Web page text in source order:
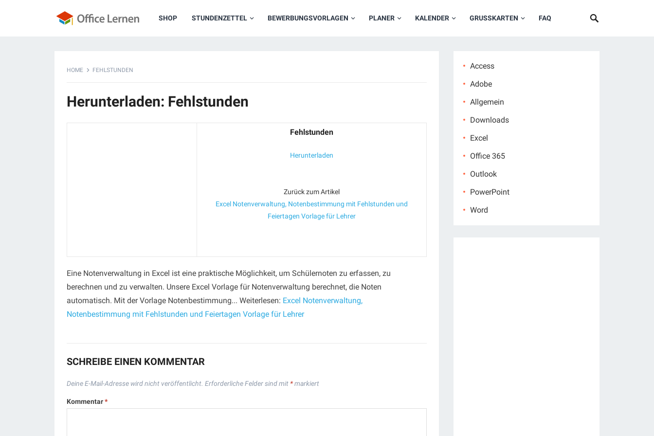
SHOP STUNDENZETTEL BEWERBUNGSVORLAGEN PLANER KALENDER GRUSSKARTEN FAQ
HOME FEHLSTUNDEN
Herunterladen: Fehlstunden
Fehlstunden
Herunterladen
Zurück zum Artikel
Excel Notenverwaltung, Notenbestimmung mit Fehlstunden und
Feiertagen Vorlage für Lehrer
Eine Notenverwaltung in Excel ist eine praktische Möglichkeit, um Schülernoten zu erfassen, zu
berechnen und zu verwalten. Unsere Excel Vorlage für Notenverwaltung berechnet, die Noten
automatisch. Mit der Vorlage Notenbestimmung... Weiterlesen: Excel Notenverwaltung,
Notenbestimmung mit Fehlstunden und Feiertagen Vorlage für Lehrer
SCHREIBE EINEN KOMMENTAR
Deine E-Mail-Adresse wird nicht veröffentlicht. Erforderliche Felder sind mit *markiert
Kommentar*
Access
Adobe
Allgemein
Downloads
Excel
Office 365
Outlook
PowerPoint
Word